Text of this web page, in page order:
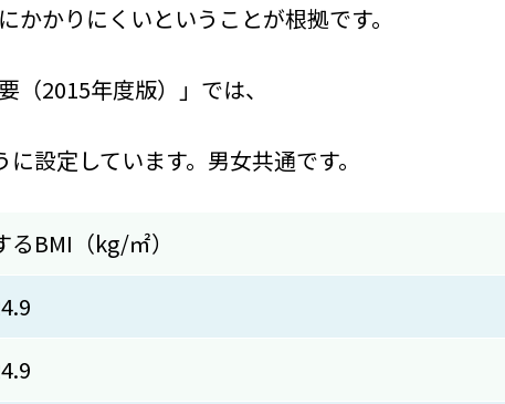
かりにくいということが根拠です。
2015年度版）」では、
設定しています。男女共通です。
るBMI（kg/㎡）